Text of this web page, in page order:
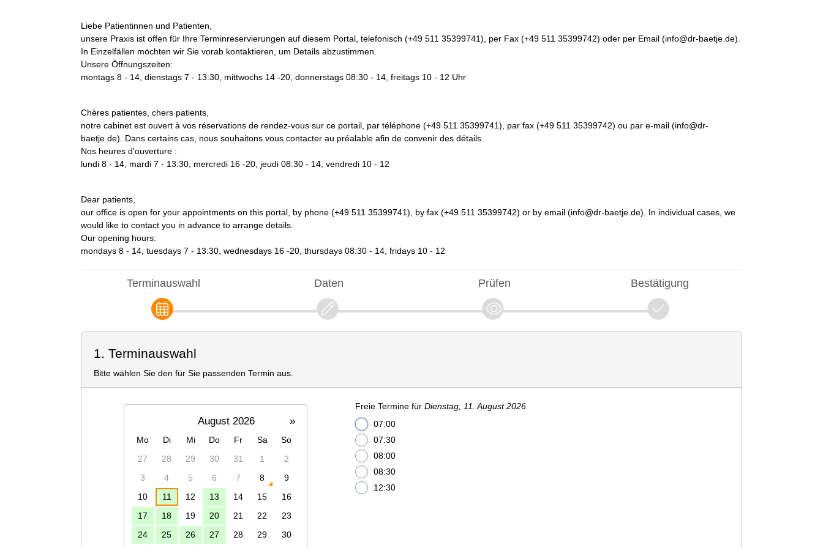
Liebe Patientinnen und Patienten,
unsere Praxis ist offen für Ihre Terminreservierungen auf diesem Portal, telefonisch (+49 511 35399741), per Fax (+49 511 35399742) oder per Email (info@dr-baetje.de).
In Einzelfällen möchten wir Sie vorab kontaktieren, um Details abzustimmen.
Unsere Öffnungszeiten:
montags 8 - 14, dienstags 7 - 13:30, mittwochs 14 -20, donnerstags 08:30 - 14, freitags 10 - 12 Uhr
Chères patientes, chers patients,
notre cabinet est ouvert à vos réservations de rendez-vous sur ce portail, par téléphone (+49 511 35399741), par fax (+49 511 35399742) ou par e-mail (info@dr-
baetje.de). Dans certains cas, nous souhaitons vous contacter au préalable afin de convenir des détails.
Nos heures d'ouverture :
lundi 8 - 14, mardi 7 - 13:30, mercredi 16 -20, jeudi 08:30 - 14, vendredi 10 - 12
Dear patients,
our office is open for your appointments on this portal, by phone (+49 511 35399741), by fax (+49 511 35399742) or by email (info@dr-baetje.de). In individual cases, we
would like to contact you in advance to arrange details.
Our opening hours:
mondays 8 - 14, tuesdays 7 - 13:30, wednesdays 16 -20, thursdays 08:30 - 14, fridays 10 - 12
Terminauswahl Daten Prüfen Bestätigung
1. Terminauswahl
Bitte wählen Sie den für Sie passenden Termin aus.
August 2026 »
Mo Di Mi Do Fr Sa
So
27
28 29 30 31 1
2
3
4 5 6 7 8
9
10
11 12 13 14 15
16
17
18 19 20 21 22
23
24
25 26 27 28 29 30
Freie Termine fürDienstag, 11. August 2026
07:00
07:30
08:00
08:30
12:30